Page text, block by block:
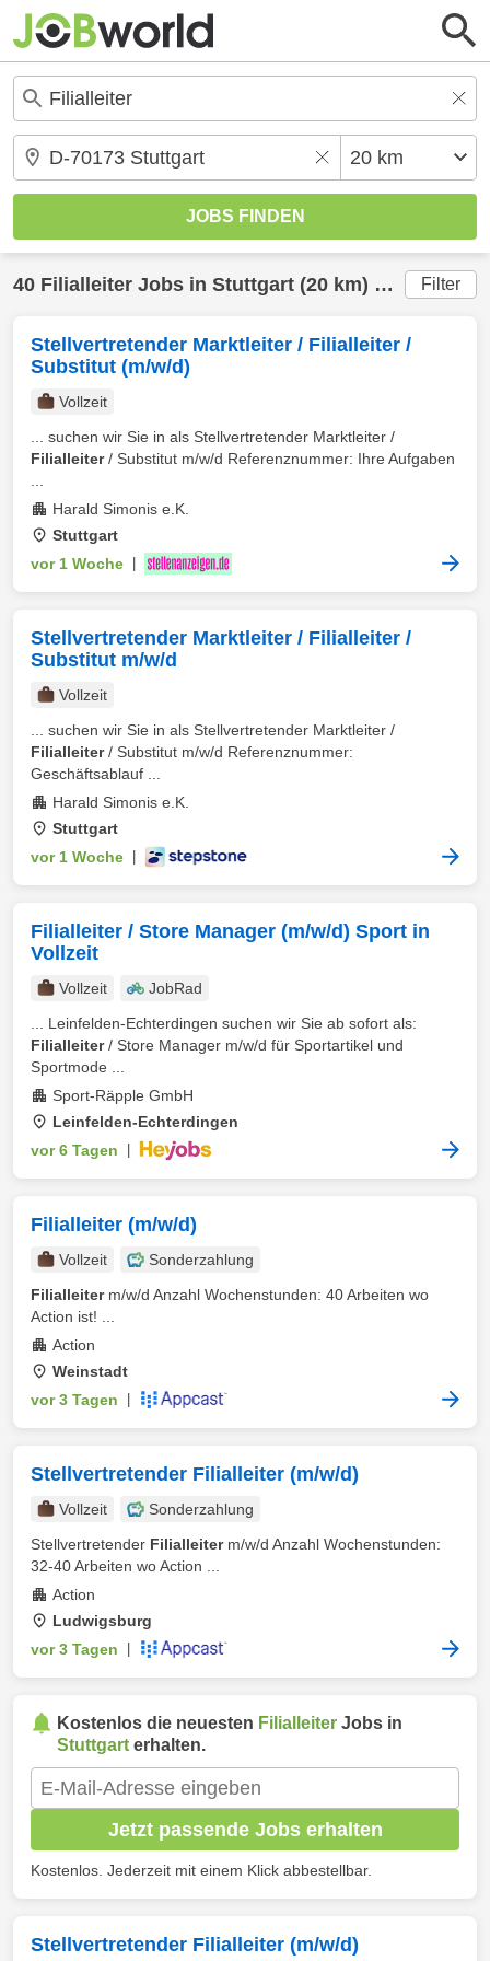
40 Filialleiter Jobs in Stuttgart (20 km) gefunden Filter
Stellvertretender Marktleiter / Filialleiter /
Substitut (m/w/d)
Vollzeit
... suchen wir Sie in als Stellvertretender Marktleiter /
Filialleiter/ Substitut m/w/d Referenznummer: Ihre Aufgaben
Harald Simonis e.K.
Stuttgart
vor 1 Woche
Stellvertretender Marktleiter / Filialleiter /
Substitut m/w/d
Vollzeit
... suchen wir Sie in als Stellvertretender Marktleiter /
Filialleiter/ Substitut m/w/d Referenznummer:
Geschäftsablauf ...
Harald Simonis e.K.
Stuttgart
vor 1 Woche
Filialleiter / Store Manager (m/w/d) Sport in
Vollzeit
Vollzeit
JobRad
... Leinfelden-Echterdingen suchen wir Sie ab sofort als:
Filialleiter/ Store Manager m/w/d für Sportartikel und
Sportmode ...
Sport-Räpple GmbH
Leinfelden-Echterdingen
vor 6 Tagen
Filialleiter (m/w/d)
Vollzeit
Sonderzahlung
Filialleiterm/w/d Anzahl Wochenstunden: 40 Arbeiten wo
Action ist! ...
Action
Weinstadt
vor 3 Tagen
Stellvertretender Filialleiter (m/w/d)
Vollzeit
Sonderzahlung
Stellvertretender Filialleiterm/w/d Anzahl Wochenstunden:
32-40 Arbeiten wo Action ...
Action
Ludwigsburg
vor 3 Tagen
Kostenlos die neuesten Filialleiter Jobs in
Stuttgart erhalten.
Jetzt passende Jobs erhalten
Kostenlos. Jederzeit mit einem Klick abbestellbar.
Stellvertretender Filialleiter (m/w/d)